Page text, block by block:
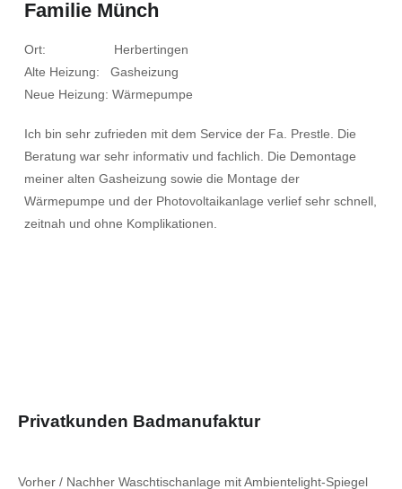
Familie Münch
Ort: Herbertingen
Alte Heizung: Gasheizung
Neue Heizung: Wärmepumpe
Ich bin sehr zufrieden mit dem Service der Fa. Prestle. Die
Beratung war sehr informativ und fachlich. Die Demontage
meiner alten Gasheizung sowie die Montage der
Wärmepumpe und der Photovoltaikanlage verlief sehr schnell,
zeitnah und ohne Komplikationen.
Privatkunden Badmanufaktur
Vorher / Nachher Waschtischanlage mit Ambientelight-Spiegel